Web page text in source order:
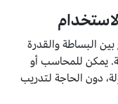
البساطة والقدرة
يمكن للمحاسب أو
دون الحاجة لتدريب